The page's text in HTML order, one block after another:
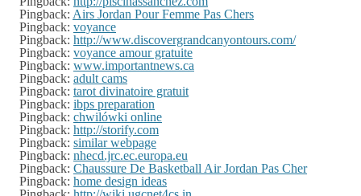
Pingback: Airs Jordan Pour Femme Pas Chers
Pingback: voyance
Pingback: http://www.discovergrandcanyontours.com/
Pingback: voyance amour gratuite
Pingback: www.importantnews.ca
Pingback: adult cams
Pingback: tarot divinatoire gratuit
Pingback: ibps preparation
Pingback: chwilówki online
Pingback: http://storify.com
Pingback: similar webpage
Pingback: nhecd.jrc.ec.europa.eu
Pingback: Chaussure De Basketball Air Jordan Pas Cher
Pingback: home design ideas